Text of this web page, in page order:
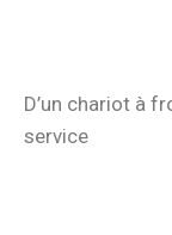
D’un chariot à
service